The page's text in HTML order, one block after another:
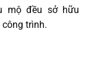
mộ đều sở hữu
trình.